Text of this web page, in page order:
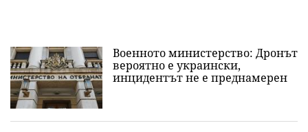
Военното министерство: Дронът
вероятно е украински,
инцидентът не е преднамерен